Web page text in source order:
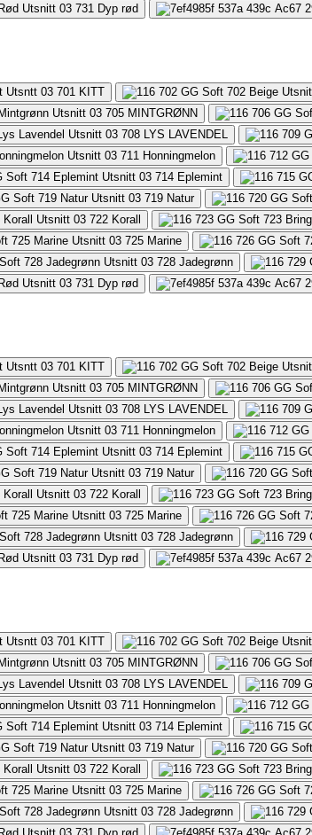
731 Dyp rød
701 KITT
705 MINTGRØNN
708 LYS LAVENDEL
711 Honningmelon
714 Eplemint
719 Natur
722 Korall
725 Marine
728 Jadegrønn
731 Dyp rød
701 KITT
705 MINTGRØNN
708 LYS LAVENDEL
711 Honningmelon
714 Eplemint
719 Natur
722 Korall
725 Marine
728 Jadegrønn
731 Dyp rød
701 KITT
705 MINTGRØNN
708 LYS LAVENDEL
711 Honningmelon
714 Eplemint
719 Natur
722 Korall
725 Marine
728 Jadegrønn